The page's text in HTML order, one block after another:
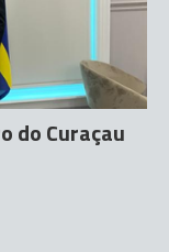
do Curaçau